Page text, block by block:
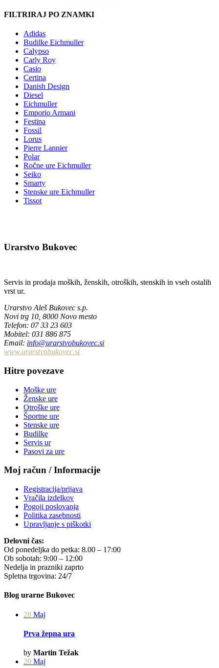
FILTRIRAJ PO ZNAMKI
Adidas
Budilke Eichmuller
Calypso
Carly Roy
Casio
Certina
Danish Design
Diesel
Eichmuller
Emporio Armani
Festina
Fossil
Lorus
Pierre Lannier
Polar
Ročne ure Eichmuller
Seiko
Smarty
Stenske ure Eichmuller
Tissot
Urarstvo Bukovec
Servis in prodaja moških, ženskih, otroških, stenskih in vseh ostalih
vrst ur.
Urarstvo Aleš Bukovec s.p.
Novi trg 10, 8000 Novo mesto
Telefon: 07 33 23 603
Mobitel: 031 886 875
Email: info@urarstvobukovec.si
www.urarstvobukovec.si
Hitre povezave
Moške ure
Ženske ure
Otroške ure
Športne ure
Stenske ure
Budilke
Servis ur
Pasovi za ure
Moj račun / Informacije
Registracija/prijava
Vračila izdelkov
Pogoji poslovanja
Politika zasebnosti
Upravljanje s piškotki
Delovni čas:
Od ponedeljka do petka: 8.00 – 17:00
Ob sobotah: 9:00 – 12:00
Nedelja in prazniki zaprto
Spletna trgovina: 24/7
Blog urarne Bukovec
28 Maj
Prva žepna ura
by Martin Težak
20 Maj